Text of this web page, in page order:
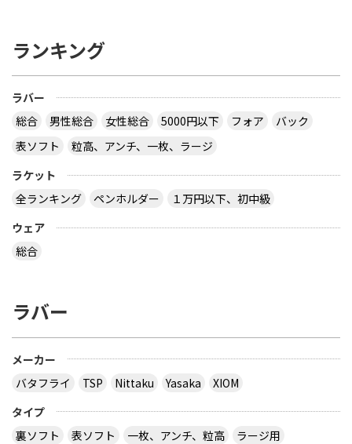
ランキング
ラバー
総合
男性総合 女性総合 5000円以下 フォア
バック
表ソフト
粒高、アンチ、一枚、ラージ
ラケット
全ランキング
ペンホルダー
１万円以下、初中級
ウェア
総合
ラバー
メーカー
バタフライ
TSP Nittaku Yasaka
XIOM
タイプ
裏ソフト
表ソフト 一枚、アンチ、粒高 ラージ用